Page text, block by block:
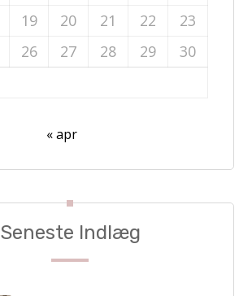
19 20 21 22
23
26 27 28 29
30
« apr
Seneste Indlæg